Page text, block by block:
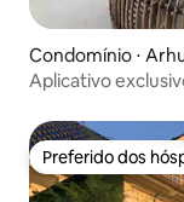
Condomínio ⋅
Aplicativo
Preferido dos
Preferido dos